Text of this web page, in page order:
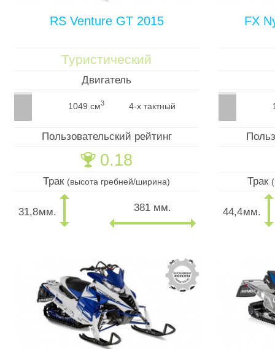
RS Venture GT 2015
Туристический
Двигатель
1049 см3 4-х тактный
Пользовательский рейтинг
🏆 0.18
Трак (высота гребней/ширина)
31,8мм. 381 мм.
FX
Трак
44,4мм.